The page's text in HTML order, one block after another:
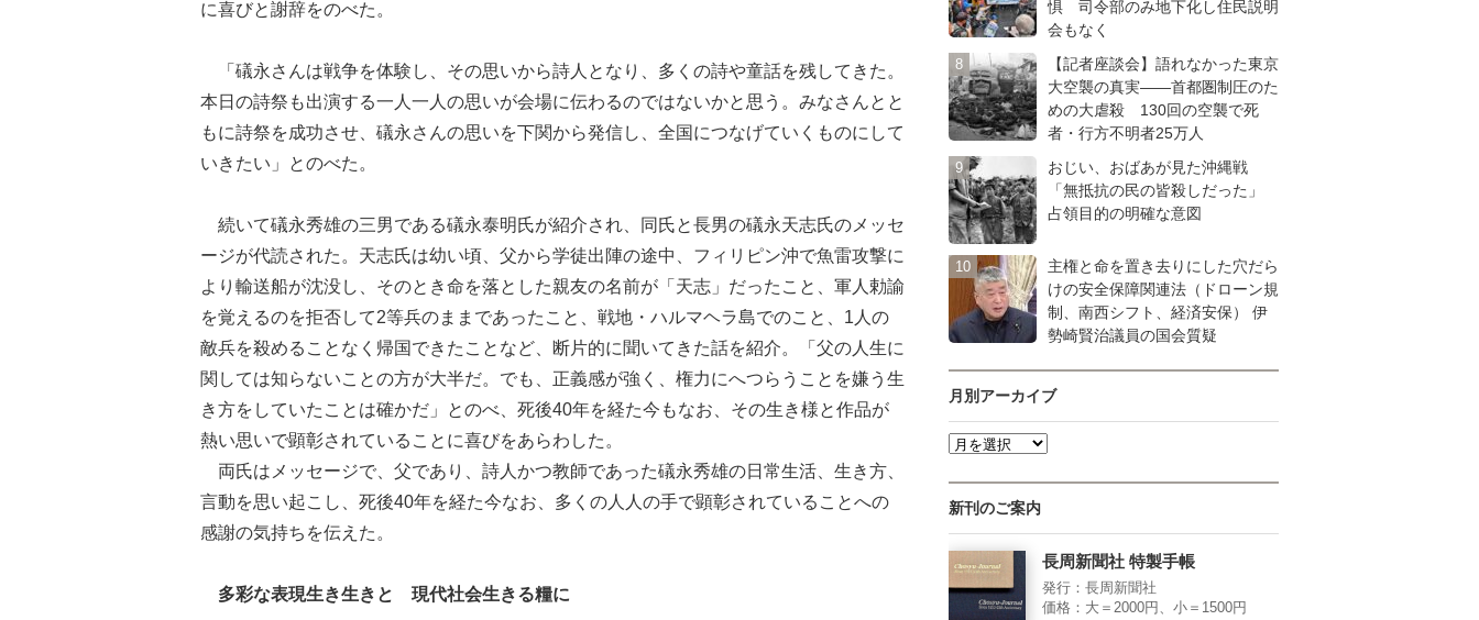
に喜びと謝辞をのべた。
「礒永さんは戦争を体験し、その思いから詩人となり、多くの詩や童話を残してきた。
本日の詩祭も出演する一人一人の思いが会場に伝わるのではないかと思う。みなさんとと
もに詩祭を成功させ、礒永さんの思いを下関から発信し、全国につなげていくものにして
いきたい」とのべた。
続いて礒永秀雄の三男である礒永泰明氏が紹介され、同氏と長男の礒永天志氏のメッセ
ージが代読された。天志氏は幼い頃、父から学徒出陣の途中、フィリピン沖で魚雷攻撃に
より輸送船が沈没し、そのとき命を落とした親友の名前が「天志」だったこと、軍人勅諭
を覚えるのを拒否して2等兵のままであったこと、戦地・ハルマヘラ島でのこと、1人の
敵兵を殺めることなく帰国できたことなど、断片的に聞いてきた話を紹介。「父の人生に
関しては知らないことの方が大半だ。でも、正義感が強く、権力にへつらうことを嫌う生
き方をしていたことは確かだ」とのべ、死後40年を経た今もなお、その生き様と作品が
熱い思いで顕彰されていることに喜びをあらわした。
両氏はメッセージで、父であり、詩人かつ教師であった礒永秀雄の日常生活、生き方、
言動を思い起こし、死後40年を経た今なお、多くの人人の手で顕彰されていることへの
感謝の気持ちを伝えた。
多彩な表現生き生きと 現代社会生きる糧に
惧 司令部のみ地下化し住民説明
会もなく
【記者座談会】語れなかった東京
大空襲の真実――首都圏制圧のた
めの大虐殺 130回の空襲で死
者・行方不明者25万人
おじい、おばあが見た沖縄戦
「無抵抗の民の皆殺しだった」
占領目的の明確な意図
主権と命を置き去りにした穴だら
けの安全保障関連法（ドローン規
制、南西シフト、経済安保） 伊
勢崎賢治議員の国会質疑
月別アーカイブ
新刊のご案内
長周新聞社 特製手帳
発行：長周新聞社
価格：大＝2000円、小＝1500円